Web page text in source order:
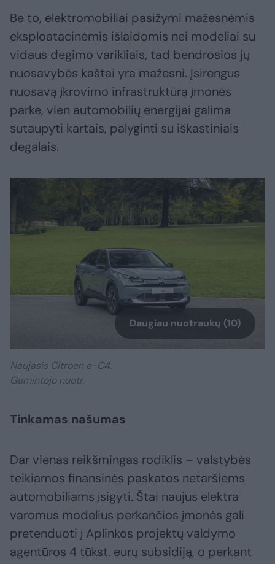
Be to, elektromobiliai pasižymi mažesnėmis
eksploatacinėmis išlaidomis nei modeliai su
vidaus degimo varikliais, tad bendrosios jų
nuosavybės kaštai yra mažesni. Įsirengus
nuosavą įkrovimo infrastruktūrą įmonės
parke, vien automobilių energijai galima
sutaupyti kartais, palyginti su iškastiniais
degalais.
Daugiau nuotraukų (10)
Naujasis Citroen e-C4.
Gamintojo nuotr.
Tinkamas našumas
Dar vienas reikšmingas rodiklis – valstybės
teikiamos finansinės paskatos netaršiems
automobiliams įsigyti. Štai naujus elektra
varomus modelius perkančios įmonės gali
pretenduoti į Aplinkos projektų valdymo
agentūros 4 tūkst. eurų subsidiją, o perkant